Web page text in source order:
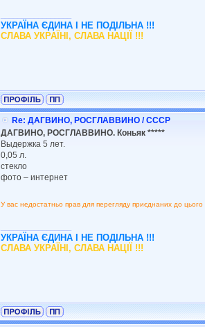
УКРАЇНА ЄДИНА І НЕ ПОДІЛЬНА !!!
СЛАВА УКРАЇНІ, СЛАВА НАЦІЇ !!!
Re: ДАГВИНО, РОСГЛАВВИНО / СССР
ДАГВИНО, РОСГЛАВВИНО. Коньяк *****
Выдержка 5 лет.
0,05 л.
стекло
фото – интернет
У вас недостатньо прав для перегляду приєднаних до цього
УКРАЇНА ЄДИНА І НЕ ПОДІЛЬНА !!!
СЛАВА УКРАЇНІ, СЛАВА НАЦІЇ !!!